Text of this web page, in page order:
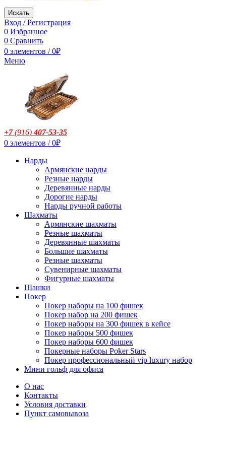
Искать
Вход / Регистрация
0 Избранное
0 Сравнить
0 элементов / 0₽
Меню
+7(916)407-53-35
0 элементов / 0₽
Нарды
Армянские нарды
Резные нарды
Деревянные нарды
Дорогие нарды
Нарды ручной работы
Шахматы
Армянские шахматы
Резные шахматы
Деревянные шахматы
Большие шахматы
Резные шахматы
Сувенирные шахматы
Фигурные шахматы
Шашки
Покер
Покер наборы на 100 фишек
Покер набор на 200 фишек
Покер наборы на 300 фишек в кейсе
Покер наборы 500 фишек
Покер наборы 600 фишек
Покерные наборы Poker Stars
Покер профессиональный vip luxury набор
Мини гольф для офиса
О нас
Контакты
Условия доставки
Пункт самовывоза